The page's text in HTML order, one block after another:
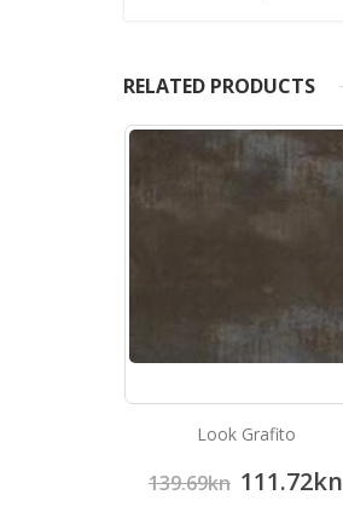
RELATED PRODUCTS
Look Grafito
139.69kn 111.72kn